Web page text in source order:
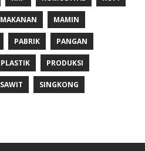
MAKANAN MAMIN
PABRIK PANGAN
PLASTIK PRODUKSI
SAWIT SINGKONG